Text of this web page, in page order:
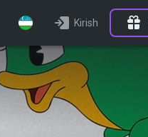
Kirish